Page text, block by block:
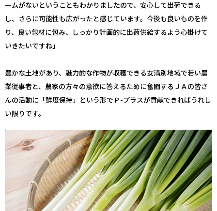
ームがないということもわかりましたので、安心して出荷できる
し、さらに可能性も広がったと感じています。今後も良いものを作
り、良い包材に包み、しっかり計画的に出荷供給するよう心掛けて
いきたいですね」
豊かな土地があり、魅力的な作物が収穫できる女満別地域で若い農
業従事者と、農家の方々の意欲に答えるために奮闘するＪＡの皆さ
んの活動に「鮮度保持」という形でＰ-プラスが貢献できればうれし
い限りです。